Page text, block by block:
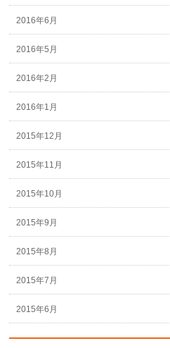
2016年6月
2016年5月
2016年2月
2016年1月
2015年12月
2015年11月
2015年10月
2015年9月
2015年8月
2015年7月
2015年6月